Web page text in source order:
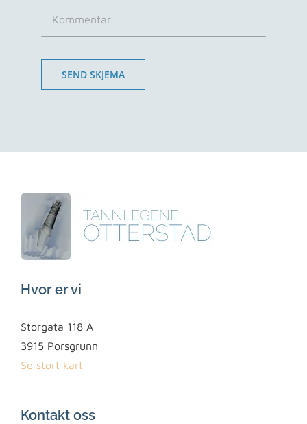
SEND SKJEMA
Hvor er vi
Storgata 118 A
3915 Porsgrunn
Se stort kart
Kontakt oss